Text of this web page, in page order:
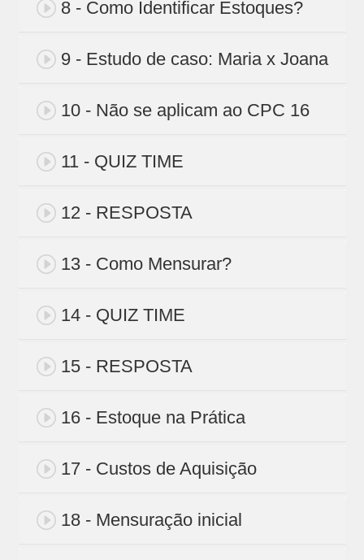
8 - Como Identificar Estoques?
9 - Estudo de caso: Maria x Joana
10 - Não se aplicam ao CPC 16
11 - QUIZ TIME
12 - RESPOSTA
13 - Como Mensurar?
14 - QUIZ TIME
15 - RESPOSTA
16 - Estoque na Prática
17 - Custos de Aquisição
18 - Mensuração inicial